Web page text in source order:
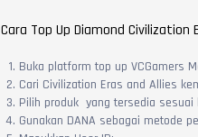
Cara Top Up Diamond Civilization
Buka platform top up VCGamers
Cari Civilization Eras and Allies
Pilih produk yang tersedia sesuai
Gunakan DANA sebagai metode